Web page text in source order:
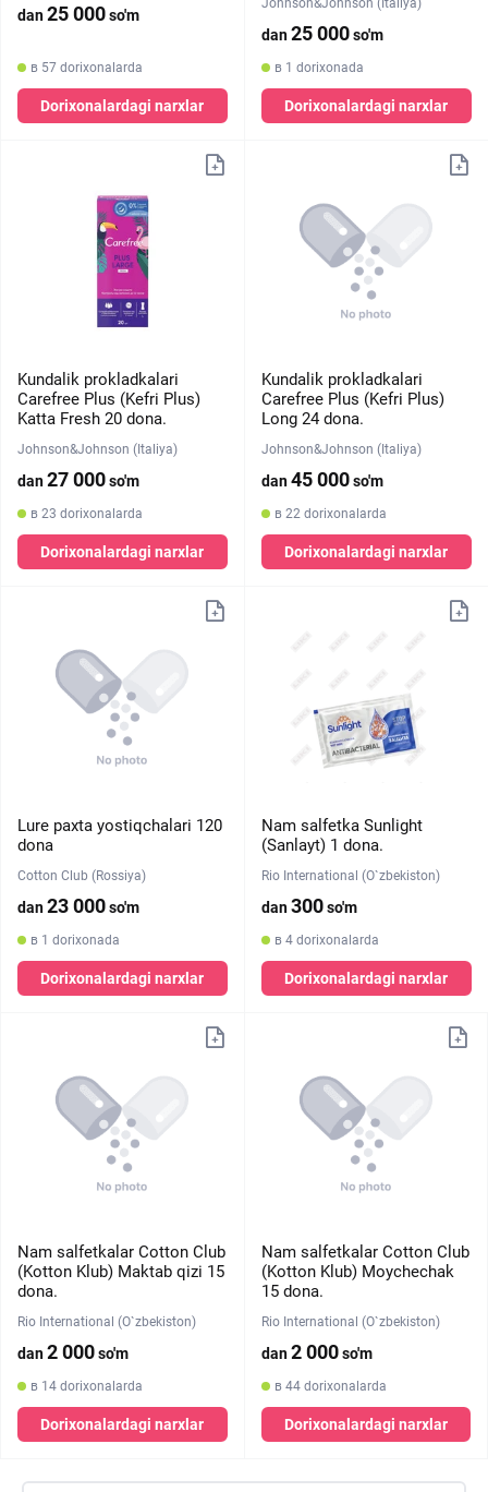
dan25 000so'm
в 57 dorixonalarda
Dorixonalardagi narxlar
Johnson&Johnson (Italiya)
dan25 000so'm
в 1 dorixonada
Dorixonalardagi narxlar
Kundalik prokladkalari
Carefree Plus (Kefri Plus)
Katta Fresh 20 dona.
Johnson&Johnson (Italiya)
dan27 000so'm
в 23 dorixonalarda
Dorixonalardagi narxlar
Kundalik prokladkalari
Carefree Plus (Kefri Plus)
Long 24 dona.
Johnson&Johnson (Italiya)
dan45 000so'm
в 22 dorixonalarda
Dorixonalardagi narxlar
Lure paxta yostiqchalari 120
dona
Cotton Club (Rossiya)
dan23 000so'm
в 1 dorixonada
Dorixonalardagi narxlar
Nam salfetka Sunlight
(Sanlayt) 1 dona.
Rio International (O`zbekiston)
dan300so'm
в 4 dorixonalarda
Dorixonalardagi narxlar
Nam salfetkalar Cotton Club
(Kotton Klub) Maktab qizi 15
dona.
Rio International (O`zbekiston)
dan2 000so'm
в 14 dorixonalarda
Dorixonalardagi narxlar
Nam salfetkalar Cotton Club
(Kotton Klub) Moychechak
15 dona.
Rio International (O`zbekiston)
dan2 000so'm
в 44 dorixonalarda
Dorixonalardagi narxlar